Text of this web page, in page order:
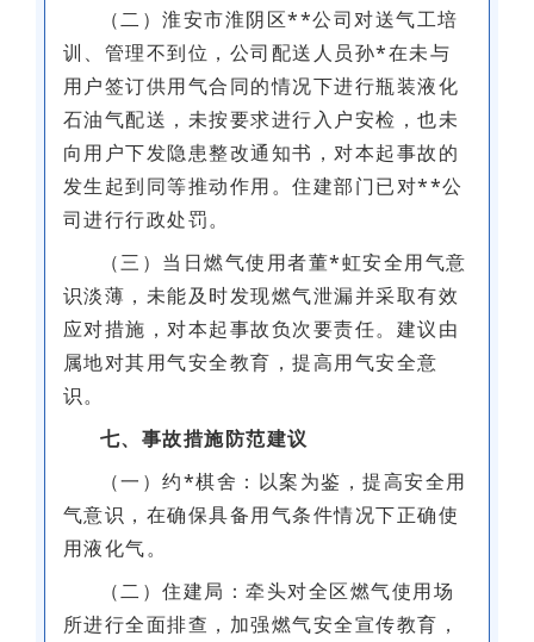
（二）淮安市淮阴区**公司对送气工培
训、管理不到位，公司配送人员孙*在未与
用户签订供用气合同的情况下进行瓶装液化
石油气配送，未按要求进行入户安检，也未
向用户下发隐患整改通知书，对本起事故的
发生起到同等推动作用。住建部门已对**公
司进行行政处罚。
（三）当日燃气使用者董*虹安全用气意
识淡薄，未能及时发现燃气泄漏并采取有效
应对措施，对本起事故负次要责任。建议由
属地对其用气安全教育，提高用气安全意
识。
七、事故措施防范建议
（一）约*棋舍：以案为鉴，提高安全用
气意识，在确保具备用气条件情况下正确使
用液化气。
（二）住建局：牵头对全区燃气使用场
所进行全面排查，加强燃气安全宣传教育，